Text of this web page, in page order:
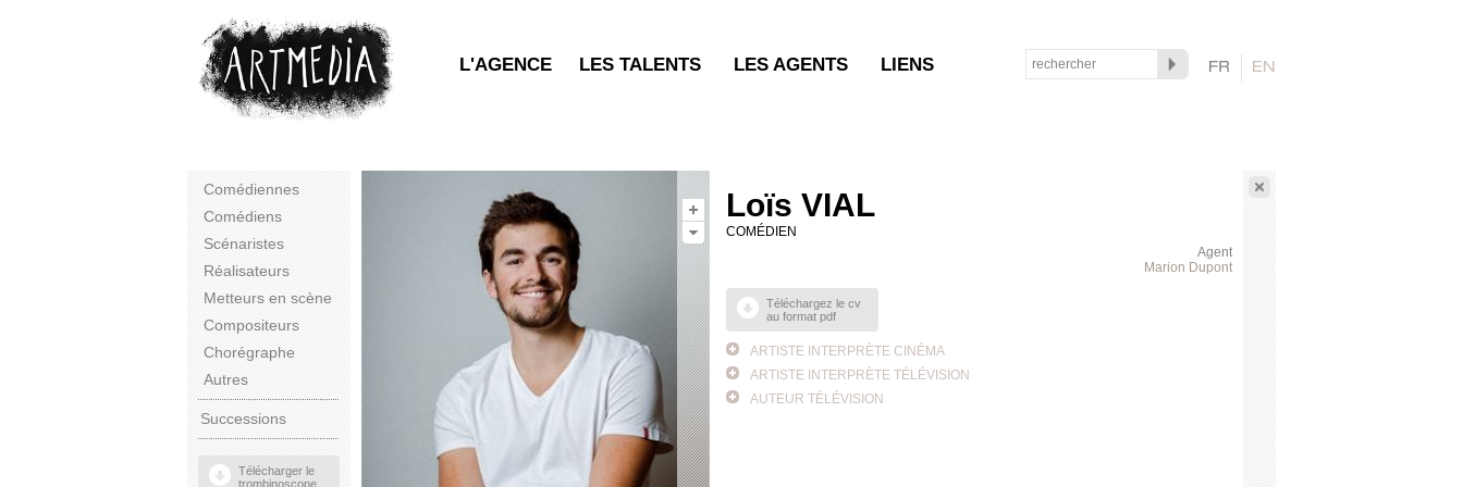
L'AGENCE LES TALENTS LES AGENTS LIENS
Comédiennes
Comédiens
Scénaristes
Réalisateurs
Metteurs en scène
Compositeurs
Chorégraphe
Autres
Successions
Télécharger le
trombinoscope
Loïs VIAL
COMÉDIEN
Téléchargez le cv
au format pdf
Agent
Marion Dupont
ARTISTE INTERPRÈTE CINÉMA
ARTISTE INTERPRÈTE TÉLÉVISION
AUTEUR TÉLÉVISION